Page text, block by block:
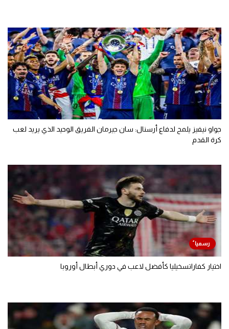
جواو نيفيز يلمح لدفاع أرسنال: سان جيرمان الفريق الوحيد الذي يريد لعب
كرة القدم
اختيار كفاراتسخيليا كأفضل لاعب في دوري أبطال أوروبا